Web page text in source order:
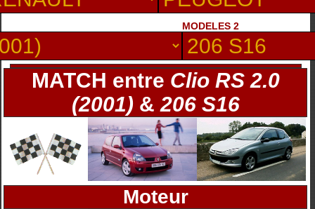
MODELES 2
MATCH entre Clio RS 2.0
(2001) &206 S16
Moteur